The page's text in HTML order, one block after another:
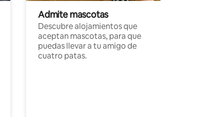
Admite mascotas
Descubre alojamientos que
aceptan mascotas, para que
puedas llevar a tu amigo de
cuatro patas.